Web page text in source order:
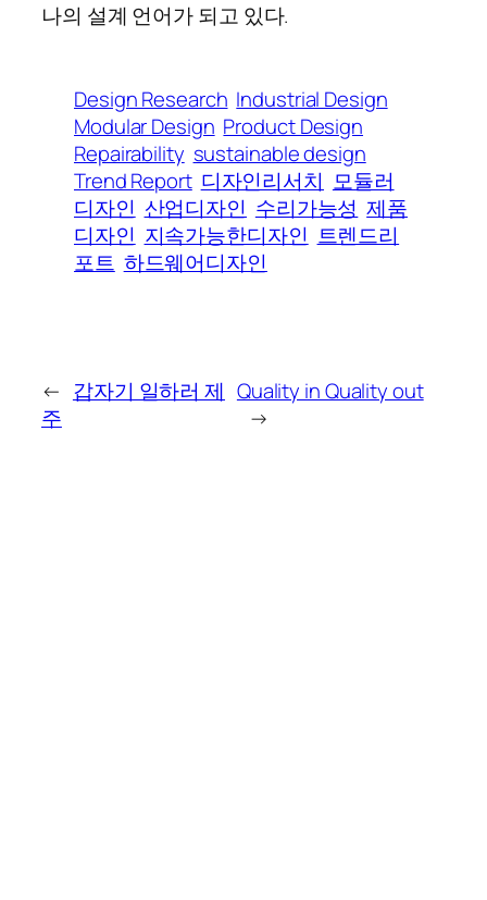
나의 설계 언어가 되고 있다.
Design Research Industrial Design
Modular Design Product Design
Repairability sustainable design
Trend Report 디자인리서치 모듈러
디자인 산업디자인 수리가능성 제품
디자인 지속가능한디자인 트렌드리
포트 하드웨어디자인
← 갑자기 일하러 제
주
Quality in Quality out
→